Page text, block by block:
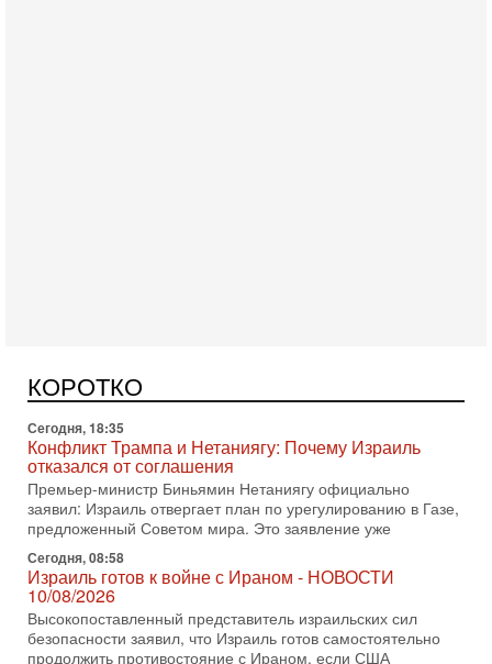
КОРОТКО
Сегодня, 18:35
отказался от соглашения
Премьер-министр Биньямин Нетаниягу официально
заявил: Израиль отвергает план по урегулированию в Газе,
предложенный Советом мира. Это заявление уже
Сегодня, 08:58
Израиль готов к войне с Ираном - НОВОСТИ
10/08/2026
Высокопоставленный представитель израильских сил
безопасности заявил, что Израиль готов самостоятельно
продолжить противостояние с Ираном, если США
Вчера, 18:21